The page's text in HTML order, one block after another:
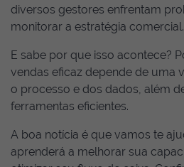
diversos gestores enfrentam
monitorar a estratégia comercial.
E sabe por que isso acontece?
vendas eficaz depende de uma
o processo e dos dados, além
ferramentas eficientes.
A boa notícia é que vamos te
aprenderá a melhorar sua